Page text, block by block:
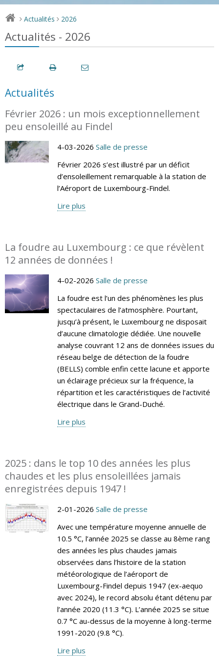
> Actualités > 2026
Actualités - 2026
Actualités
Février 2026 : un mois exceptionnellement
peu ensoleillé au Findel
4-03-2026 Salle de presse
Février 2026 s’est illustré par un déficit
d’ensoleillement remarquable à la station de
l’Aéroport de Luxembourg-Findel.
Lire plus
La foudre au Luxembourg : ce que révèlent
12 années de données !
4-02-2026 Salle de presse
La foudre est l’un des phénomènes les plus
spectaculaires de l’atmosphère. Pourtant,
jusqu’à présent, le Luxembourg ne disposait
d’aucune climatologie dédiée. Une nouvelle
analyse couvrant 12 ans de données issues du
réseau belge de détection de la foudre
(BELLS) comble enfin cette lacune et apporte
un éclairage précieux sur la fréquence, la
répartition et les caractéristiques de l’activité
électrique dans le Grand-Duché.
Lire plus
2025 : dans le top 10 des années les plus
chaudes et les plus ensoleillées jamais
enregistrées depuis 1947 !
2-01-2026 Salle de presse
Avec une température moyenne annuelle de
10.5 °C, l’année 2025 se classe au 8ème rang
des années les plus chaudes jamais
observées dans l’histoire de la station
météorologique de l’aéroport de
Luxembourg-Findel depuis 1947 (ex-aequo
avec 2024), le record absolu étant détenu par
l’année 2020 (11.3 °C). L’année 2025 se situe
0.7 °C au-dessus de la moyenne à long-terme
1991-2020 (9.8 °C).
Lire plus